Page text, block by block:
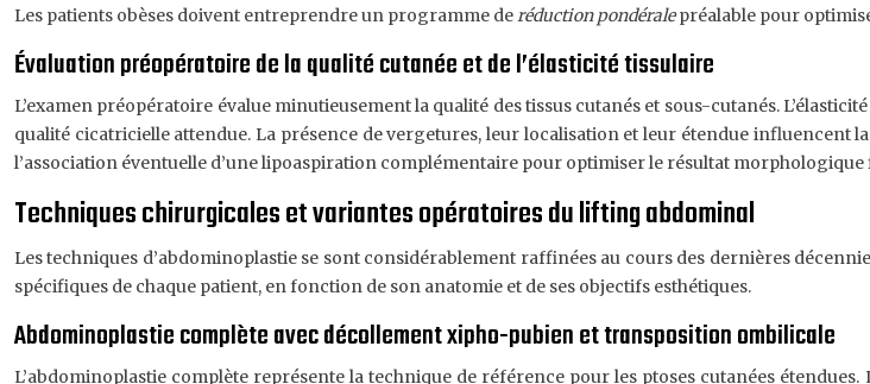
Les patients obèses doivent entreprendre un programme deréduction pondéralepréalable pour
Évaluation préopératoire de la qualité cutanée et de l’élasticité tissulaire
L’examen préopératoire évalue minutieusement la qualité des tissus cutanés et sous-cutanés.
qualité cicatricielle attendue. La présence de vergetures, leur localisation et leur étendue
l’association éventuelle d’une lipoaspiration complémentaire pour optimiser le résultat morphologique
Techniques chirurgicales et variantes opératoires du lifting abdominal
Les techniques d’abdominoplastie se sont considérablement raffinées au cours des dernières
spécifiques de chaque patient, en fonction de son anatomie et de ses objectifs esthétiques.
Abdominoplastie complète avec décollement xipho-pubien et transposition ombilicale
L’abdominoplastie complète représente la technique de référence pour les ptoses cutanées